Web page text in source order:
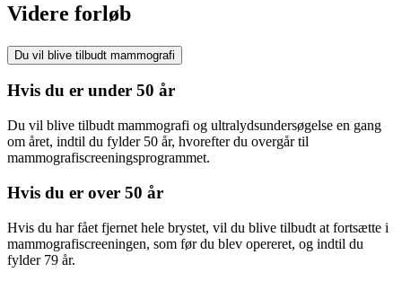
Videre forløb
Du vil blive tilbudt mammografi
Hvis du er under 50 år
Du vil blive tilbudt mammografi og ultralydsundersøgelse en gang
om året, indtil du fylder 50 år, hvorefter du overgår til
mammografiscreeningsprogrammet.
Hvis du er over 50 år
Hvis du har fået fjernet hele brystet, vil du blive tilbudt at fortsætte i
mammografiscreeningen, som før du blev opereret, og indtil du
fylder 79 år.